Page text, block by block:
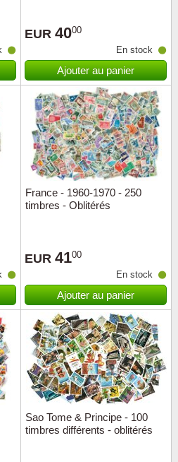
EUR 4000
En stock
Ajouter au panier
France - 1960-1970 - 250
timbres - Oblitérés
EUR 4100
En stock
Ajouter au panier
Sao Tome & Principe - 100
timbres différents - oblitérés
Islande
Iles
Irlande
Italie
Malte
ONU